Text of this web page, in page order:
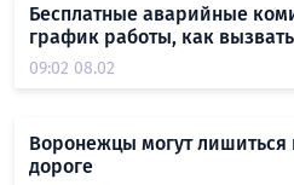
Бесплатные аварийные
график работы, как вызвать
09:02 08.02
Воронежцы могут лишиться
дороге